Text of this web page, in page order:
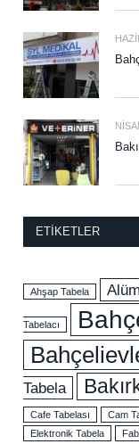
ETIKETLER
Ahşap Tabela
Tabelacı
Tabela
Cafe Tabelası Cam
Elektronik Tabela